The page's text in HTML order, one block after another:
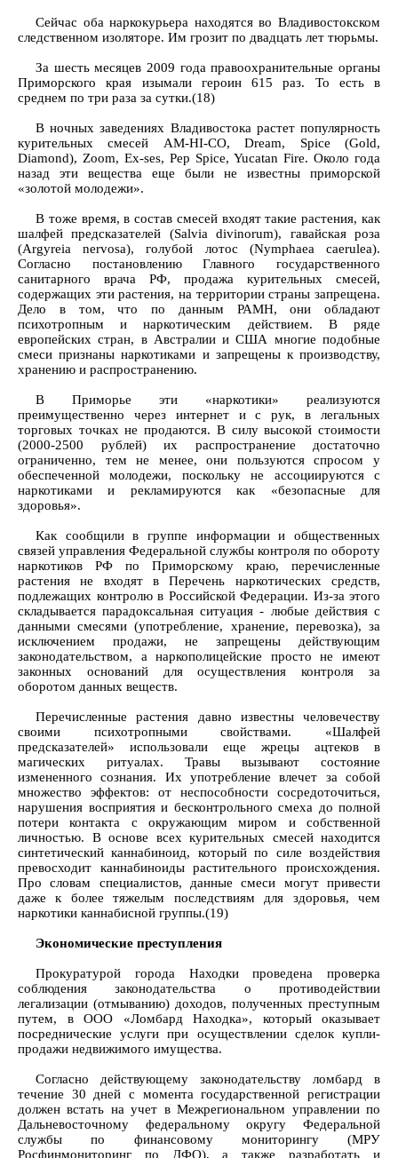
Сейчас оба наркокурьера находятся во Владивостокском
следственном изоляторе. Им грозит по двадцать лет тюрьмы.
За шесть месяцев 2009 года правоохранительные органы
Приморского края изымали героин 615 раз. То есть в
среднем по три раза за сутки.(18)
В ночных заведениях Владивостока растет популярность
курительных смесей AM-HI-CO, Dream, Spice (Gold,
Diamond), Zoom, Ex-ses, Pep Spice, Yucatan Fire. Около года
назад эти вещества еще были не известны приморской
«золотой молодежи».
В тоже время, в состав смесей входят такие растения, как
шалфей предсказателей (Salvia divinorum), гавайская роза
(Argyreia nervosa), голубой лотос (Nymphaea caerulea).
Согласно постановлению Главного государственного
санитарного врача РФ, продажа курительных смесей,
содержащих эти растения, на территории страны запрещена.
Дело в том, что по данным РАМН, они обладают
психотропным и наркотическим действием. В ряде
европейских стран, в Австралии и США многие подобные
смеси признаны наркотиками и запрещены к производству,
хранению и распространению.
В Приморье эти «наркотики» реализуются
преимущественно через интернет и с рук, в легальных
торговых точках не продаются. В силу высокой стоимости
(2000-2500 рублей) их распространение достаточно
ограниченно, тем не менее, они пользуются спросом у
обеспеченной молодежи, поскольку не ассоциируются с
наркотиками и рекламируются как «безопасные для
здоровья».
Как сообщили в группе информации и общественных
связей управления Федеральной службы контроля по обороту
наркотиков РФ по Приморскому краю, перечисленные
растения не входят в Перечень наркотических средств,
подлежащих контролю в Российской Федерации. Из-за этого
складывается парадоксальная ситуация - любые действия с
данными смесями (употребление, хранение, перевозка), за
исключением продажи, не запрещены действующим
законодательством, а наркополицейские просто не имеют
законных оснований для осуществления контроля за
оборотом данных веществ.
Перечисленные растения давно известны человечеству
своими психотропными свойствами. «Шалфей
предсказателей» использовали еще жрецы ацтеков в
магических ритуалах. Травы вызывают состояние
измененного сознания. Их употребление влечет за собой
множество эффектов: от неспособности сосредоточиться,
нарушения восприятия и бесконтрольного смеха до полной
потери контакта с окружающим миром и собственной
личностью. В основе всех курительных смесей находится
синтетический каннабиноид, который по силе воздействия
превосходит каннабиноиды растительного происхождения.
Про словам специалистов, данные смеси могут привести
даже к более тяжелым последствиям для здоровья, чем
наркотики каннабисной группы.(19)
Экономические преступления
Прокуратурой города Находки проведена проверка
соблюдения законодательства о противодействии
легализации (отмыванию) доходов, полученных преступным
путем, в ООО «Ломбард Находка», который оказывает
посреднические услуги при осуществлении сделок купли-
продажи недвижимого имущества.
Согласно действующему законодательству ломбард в
течение 30 дней с момента государственной регистрации
должен встать на учет в Межрегиональном управлении по
Дальневосточному федеральному округу Федеральной
службы по финансовому мониторингу (МРУ
Росфинмониторинг по ДФО), а также разработать и